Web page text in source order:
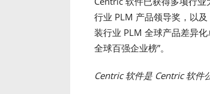
行业 PLM 产品领导奖，以
装行业 PLM 全球产品差异
全球百强企业榜”。
Centric软件是 Centric软件